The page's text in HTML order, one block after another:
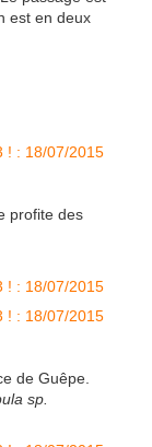
est en deux
profite des
de Guêpe.
sp.